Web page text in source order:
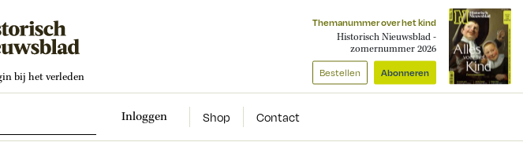
bij het verleden
Themanummer over het kind
Historisch Nieuwsblad -
zomernummer 2026
Bestellen Abonneren
Inloggen Shop Contact